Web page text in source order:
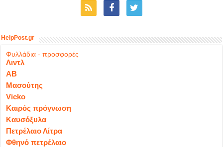
HelpPost.gr
Φυλλάδια - προσφορές
Λιντλ
ΑΒ
Μασούτης
Vicko
Καιρός πρόγνωση
Καυσόξυλα
Πετρέλαιο Λίτρα
Φθηνό πετρέλαιο